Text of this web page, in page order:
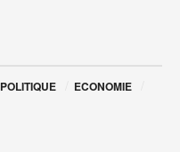
POLITIQUE
ECONOMIE